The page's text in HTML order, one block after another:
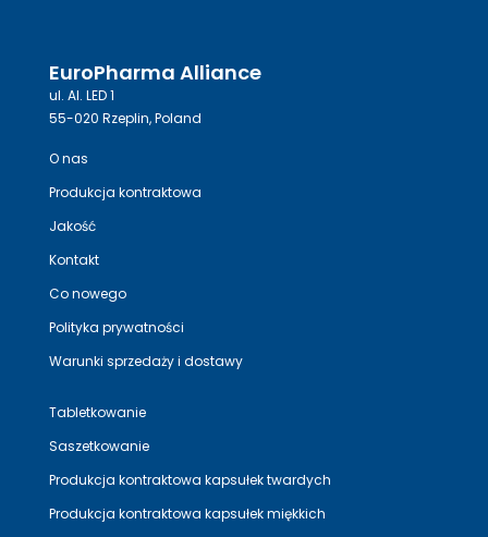
EuroPharma Alliance
ul. Al. LED 1
55-020 Rzeplin, Poland
O nas
Produkcja kontraktowa
Jakość
Kontakt
Co nowego
Polityka prywatności
Warunki sprzedaży i dostawy
Tabletkowanie
Saszetkowanie
Produkcja kontraktowa kapsułek twardych
Produkcja kontraktowa kapsułek miękkich